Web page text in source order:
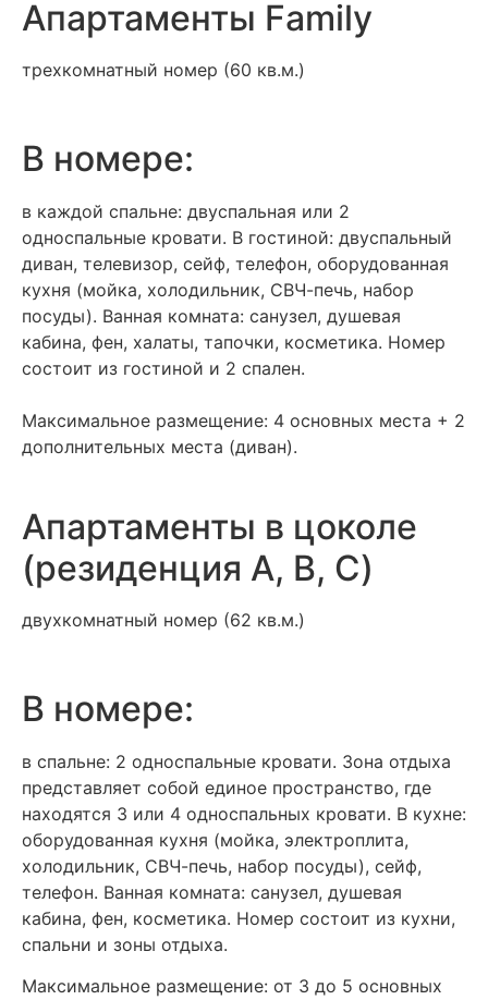
Апартаменты Family
трехкомнатный номер (60 кв.м.)
В номере:
в каждой спальне: двуспальная или 2
односпальные кровати. В гостиной: двуспальный
диван, телевизор, сейф, телефон, оборудованная
кухня (мойка, холодильник, СВЧ-печь, набор
посуды). Ванная комната: санузел, душевая
кабина, фен, халаты, тапочки, косметика. Номер
состоит из гостиной и 2 спален.
Максимальное размещение: 4 основных места + 2
дополнительных места (диван).
Апартаменты в цоколе
(резиденция A, B, C)
двухкомнатный номер (62 кв.м.)
В номере:
в спальне: 2 односпальные кровати. Зона отдыха
представляет собой единое пространство, где
находятся 3 или 4 односпальных кровати. В кухне:
оборудованная кухня (мойка, электроплита,
холодильник, СВЧ-печь, набор посуды), сейф,
телефон. Ванная комната: санузел, душевая
кабина, фен, косметика. Номер состоит из кухни,
спальни и зоны отдыха.
Максимальное размещение: от 3 до 5 основных